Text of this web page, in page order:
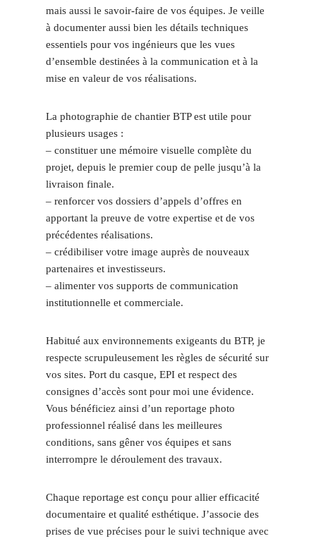
mais aussi le savoir-faire de vos équipes. Je veille
à documenter aussi bien les détails techniques
essentiels pour vos ingénieurs que les vues
d’ensemble destinées à la communication et à la
mise en valeur de vos réalisations.
La photographie de chantier BTP est utile pour
plusieurs usages :
– constituer une mémoire visuelle complète du
projet, depuis le premier coup de pelle jusqu’à la
livraison finale.
– renforcer vos dossiers d’appels d’offres en
apportant la preuve de votre expertise et de vos
précédentes réalisations.
– crédibiliser votre image auprès de nouveaux
partenaires et investisseurs.
– alimenter vos supports de communication
institutionnelle et commerciale.
Habitué aux environnements exigeants du BTP, je
respecte scrupuleusement les règles de sécurité sur
vos sites. Port du casque, EPI et respect des
consignes d’accès sont pour moi une évidence.
Vous bénéficiez ainsi d’un reportage photo
professionnel réalisé dans les meilleures
conditions, sans gêner vos équipes et sans
interrompre le déroulement des travaux.
Chaque reportage est conçu pour allier efficacité
documentaire et qualité esthétique. J’associe des
prises de vue précises pour le suivi technique avec